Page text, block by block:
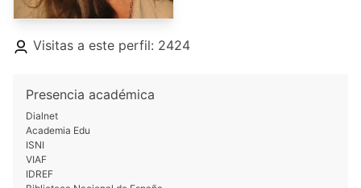
Visitas a este perfil: 2424
Presencia académica
Dialnet
Academia Edu
ISNI
VIAF
IDREF